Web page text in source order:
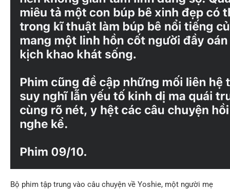
Bộ phim tập trung vào câu chuyện về Yoshie, một người mẹ